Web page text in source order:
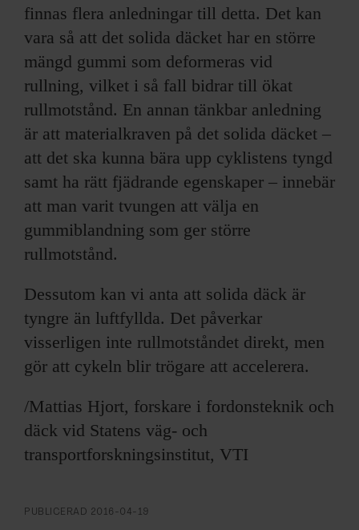
finnas flera anledningar till detta. Det kan
vara så att det solida däcket har en större
mängd gummi som deformeras vid
rullning, vilket i så fall bidrar till ökat
rullmotstånd. En annan tänkbar anledning
är att materialkraven på det solida däcket –
att det ska kunna bära upp cyklistens tyngd
samt ha rätt fjädrande egenskaper – innebär
att man varit tvungen att välja en
gummiblandning som ger större
rullmotstånd.
Dessutom kan vi anta att solida däck är
tyngre än luftfyllda. Det påverkar
visserligen inte rullmotståndet direkt, men
gör att cykeln blir trögare att accelerera.
/Mattias Hjort, forskare i fordonsteknik och
däck vid Statens väg- och
transportforskningsinstitut, VTI
PUBLICERAD 2016-04-19